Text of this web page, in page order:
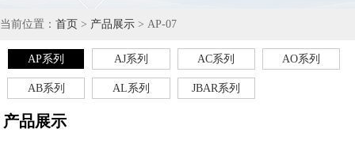
当前位置： 首页 > 产品展示 > AP-07
AP系列 AJ系列 AC系列 AO系列
AB系列 AL系列 JBAR系列
产品展示